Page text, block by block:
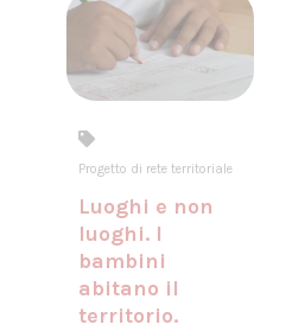
Progetto di rete territoriale
Luoghi e non
luoghi. I
bambini
abitano il
territorio.